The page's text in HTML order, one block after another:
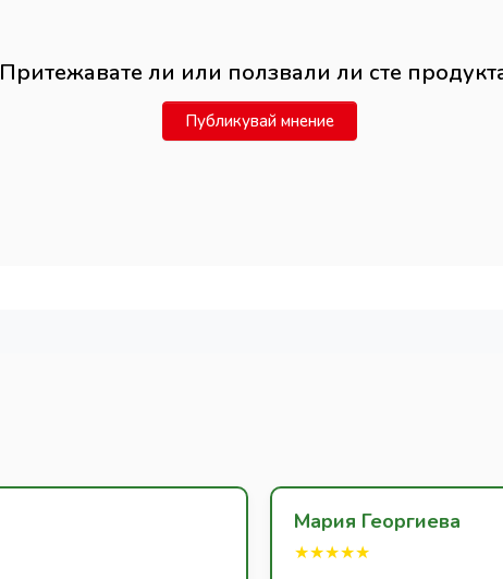
Притежавате ли или ползвали ли сте
Публикувай мнение
Мария Георгиева
★★★★★